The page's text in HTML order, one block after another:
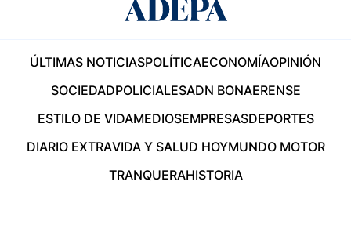
ÚLTIMAS NOTICIASPOLÍTICAECONOMÍAOPINIÓN
SOCIEDADPOLICIALESADN BONAERENSE
ESTILO DE VIDAMEDIOSEMPRESASDEPORTES
DIARIO EXTRAVIDA Y SALUD HOYMUNDO MOTOR
TRANQUERAHISTORIA